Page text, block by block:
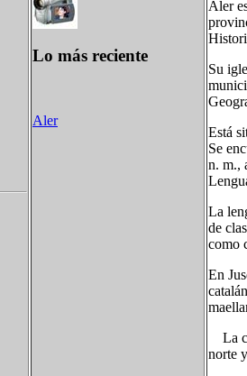
Lo más reciente
Aler
Aler
Su
Está
Se
n. m.,
La
de
como
En
La c,
norte